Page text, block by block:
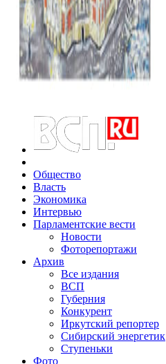
Общество
Власть
Экономика
Интервью
Парламентские вести
Новости
Фоторепортажи
Архив
Все издания
ВСП
Губерния
Конкурент
Иркутский репортер
Сибирский энергетик
Ступеньки
Фото